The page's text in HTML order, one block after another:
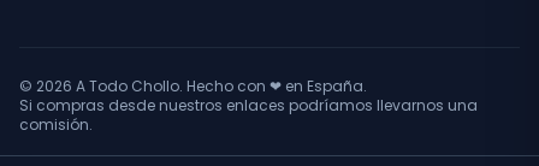
© 2026 A Todo Chollo. Hecho con ❤ en España.
Si compras desde nuestros enlaces podríamos llevarnos una
comisión.